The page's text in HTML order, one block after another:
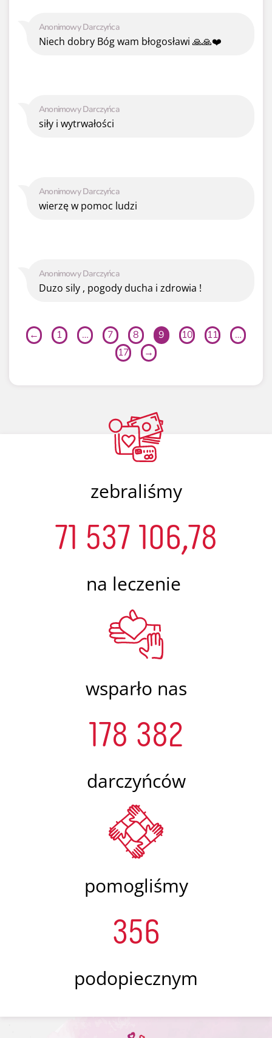
Anonimowy Darczyńca
Duzo sily , pogody ducha i zdrowia !
Anonimowy Darczyńca
wierzę w pomoc ludzi
Anonimowy Darczyńca
siły i wytrwałości
Anonimowy Darczyńca
Niech dobry Bóg wam błogosławi 🙏🙏❤️
← 1 … 7 8 9 10 11
…
17
→
zebraliśmy
71 537 106,78
na leczenie
wsparło nas
178 382
darczyńców
pomogliśmy
356
podopiecznym